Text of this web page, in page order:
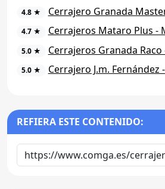
4.8 ★ Cerrajero Granada
4.7 ★ Cerrajeros Mataro Plus -
5.0 ★ Cerrajeros Granada Raco
5.0 ★ Cerrajero J.m. Fernández
REFIERA ESTE CONTENIDO: